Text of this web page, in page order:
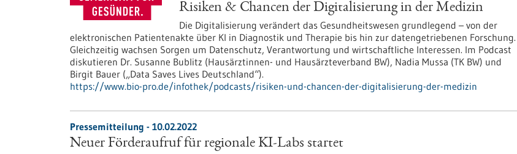
Risiken & Chancen der Digitalisierung in der Medizin
Die Digitalisierung verändert das Gesundheitswesen grundlegend – von der
elektronischen Patientenakte über KI in Diagnostik und Therapie bis hin zur datengetriebenen Forschung.
Gleichzeitig wachsen Sorgen um Datenschutz, Verantwortung und wirtschaftliche Interessen. Im Podcast
diskutieren Dr. Susanne Bublitz (Hausärztinnen- und Hausärzteverband BW), Nadia Mussa (TK BW) und
Birgit Bauer („Data Saves Lives Deutschland“).
https://www.bio-pro.de/infothek/podcasts/risiken-und-chancen-der-digitalisierung-der-medizin
Pressemitteilung - 10.02.2022
Neuer Förderaufruf für regionale KI-Labs startet